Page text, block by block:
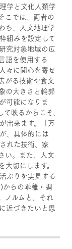
学と文化人類学
こでは、両者の
ち、人文地理学
組みを設定して
究対象地域の広
語を使用する
々に関心を寄せ
がる技術や食文
の大きさと輪郭
可能になりま
映るからこそ、
出来ます。「万
、具体的には
れた技術、家
い。また、人文
切にします。
ぶりを実見する
からの乖離・調
ノルムと、それ
近づきたいと思